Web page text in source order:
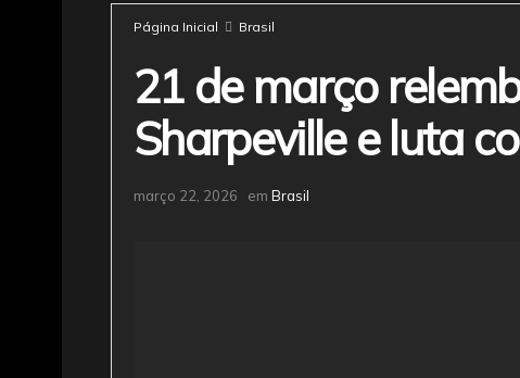
Página Inicial Brasil
21 de março
Sharpeville e luta
março 22, 2026 em Brasil